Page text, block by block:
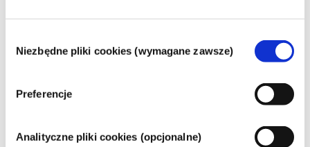
zgody
Niezbędne pliki cookies (wymagane zawsze)
Preferencje
Analityczne pliki cookies (opcjonalne)
W jaki sposób zapewnia się
kosmetyczne i higieny osobistej sprzedawane
oraz krajowe i europejskie organy regulacyjne
czytaj więcej